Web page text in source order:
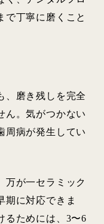
で丁寧に磨くこと
、磨き残しを完全
ん。気がつかない
周病が発生してい
万が一セラミック
期に対応できま
るためには、3〜6